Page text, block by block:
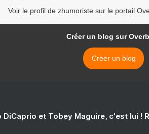
Voir le profil de zhumoriste sur le portail
Créer un blog sur
Créer un blog
DiCaprio et Tobey Maguire, c'est lui !